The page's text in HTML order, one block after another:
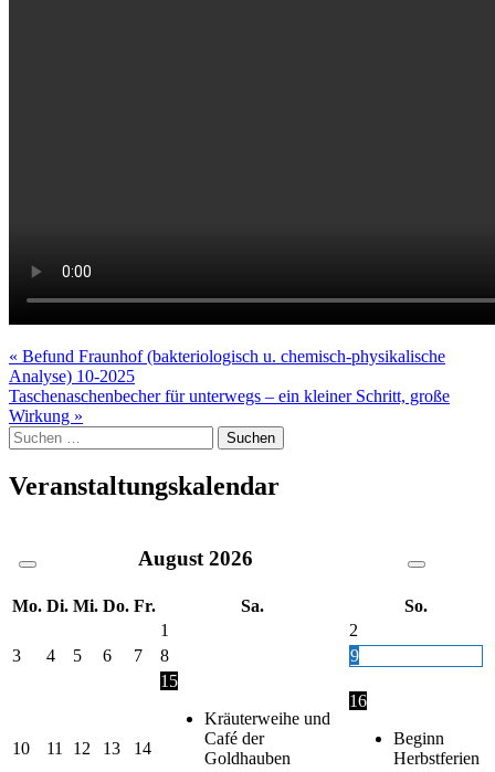
Beitragsnavigation
« Befund Fraunhof (bakteriologisch u. chemisch-physikalische
Analyse) 10-2025
Taschenaschenbecher für unterwegs – ein kleiner Schritt, große
Wirkung »
Suche
nach:
Veranstaltungskalendar
August 2026
Mo. Di. Mi. Do. Fr. Sa.
So.
1
2
3
4 5 6 7 8 9
10 11 12 13 14
15
Kräuterweihe und
Café der
Goldhauben
16
Beginn
Herbstferien